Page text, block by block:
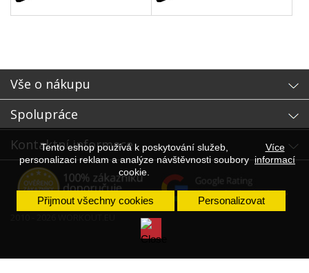
Tento eshop používá k poskytování služeb,
personalizaci reklam a analýze návštěvnosti soubory
cookie.
Více
informací
Přijmout všechny cookies Personalizovat
Vše o nákupu
Spolupráce
Kontaktní informace